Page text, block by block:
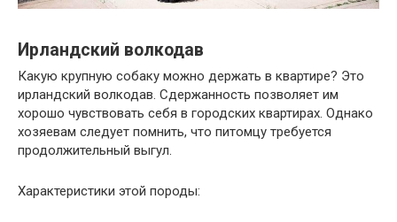
Ирландский волкодав
Какую крупную собаку можно держать в квартире? Это
ирландский волкодав. Сдержанность позволяет им
хорошо чувствовать себя в городских квартирах. Однако
хозяевам следует помнить, что питомцу требуется
продолжительный выгул.
Характеристики этой породы: